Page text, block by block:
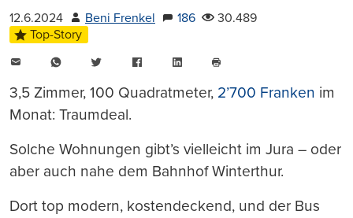
12.6.2024 Beni Frenkel 186
30.489
Top-Story
WhatsAppTwitter FacebookLinkedIn
drucken
3,5 Zimmer, 100 Quadratmeter, 2’700 Franken im
Monat: Traumdeal.
Solche Wohnungen gibt’s vielleicht im Jura – oder
aber auch nahe dem Bahnhof Winterthur.
Dort top modern, kostendeckend, und der Bus